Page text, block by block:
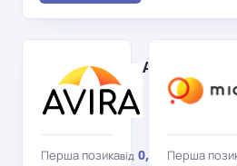
AviraCredit
Перша позикавід 0,72%/день
Перша